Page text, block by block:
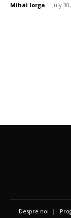
Mihai Iorga - July
Despre noi |